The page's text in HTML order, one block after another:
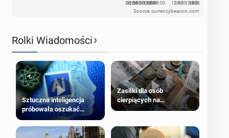
Source: currencybeacon.com
Rolki Wiadomości›
Sztuczna inteligencja
próbowała oszukać
człowieka
Zasiłki dla osób
cierpiących na
schorzenia psychiczne